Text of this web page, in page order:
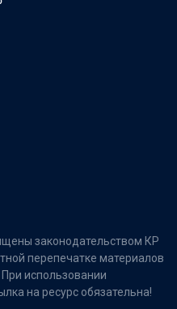
законодательством КР
перепечатке материалов
использовании
на ресурс обязательна!